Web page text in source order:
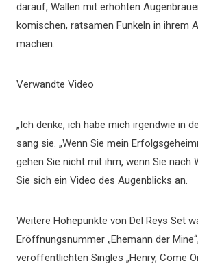
darauf, Wallen mit erhöhten
komischen, ratsamen Funkeln in ihrem
machen.
Verwandte Video
„Ich denke, ich habe mich irgendwie in
sang sie. „Wenn Sie mein
gehen Sie nicht mit ihm, wenn Sie nach
Sie sich ein Video des Augenblicks an.
Weitere Höhepunkte von Del Reys Set
Eröffnungsnummer „Ehemann der
veröffentlichten Singles „Henry, Come